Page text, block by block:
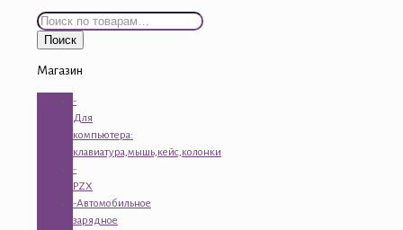
Искать:
Поиск
Магазин
-
Для
компьютера:
клавиатура,мышь,кейс,колонки
-
PZX
-Автомобильное
зарядное